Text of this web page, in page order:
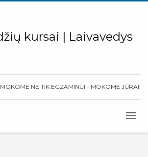
MOKOME NE TIK EGZAMINUI - MOKOME JŪRAI!